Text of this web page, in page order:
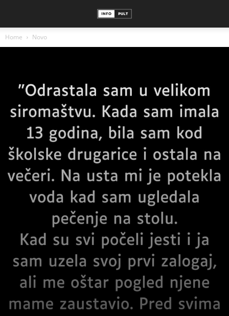
Home Novo